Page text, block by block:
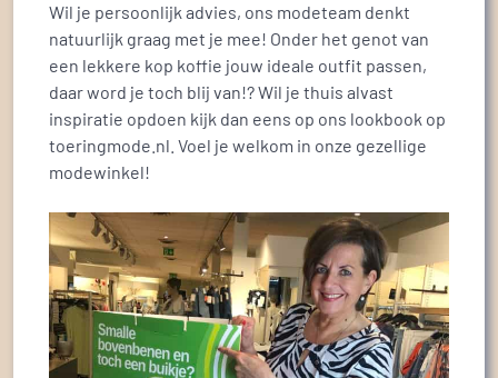
Wil je persoonlijk advies, ons modeteam denkt
natuurlijk graag met je mee! Onder het genot van
een lekkere kop koffie jouw ideale outfit passen,
daar word je toch blij van!? Wil je thuis alvast
inspiratie opdoen kijk dan eens op ons lookbook op
toeringmode.nl. Voel je welkom in onze gezellige
modewinkel!